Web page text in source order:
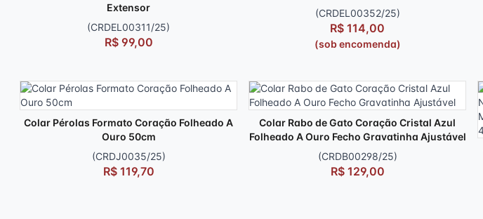
Extensor
(CRDEL00311/25)
R$ 99,00
(CRDEL00352/25)
R$ 114,00
(sob encomenda)
Colar Pérolas Formato Coração Folheado A
Ouro 50cm
(CRDJ0035/25)
R$ 119,70
Colar Rabo de Gato Coração Cristal Azul
Folheado A Ouro Fecho Gravatinha Ajustável
(CRDB00298/25)
R$ 129,00